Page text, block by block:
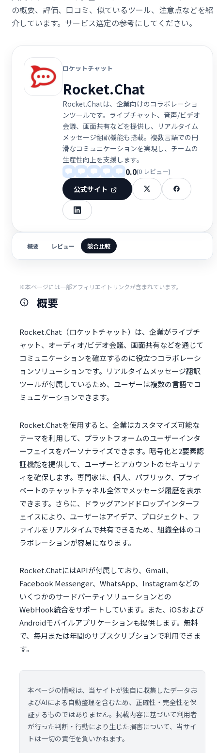
の概要、評価、口コミ、似ているツール、注意点などを紹
介しています。サービス選定の参考にしてください。
ロケットチャット
Rocket.Chat
Rocket.Chatは、企業向けのコラボレーショ
ンツールです。ライブチャット、音声/ビデオ
会議、画面共有などを提供し、リアルタイム
メッセージ翻訳機能も搭載。複数言語での円
滑なコミュニケーションを実現し、チームの
生産性向上を支援します。
0.0(0 レビュー)
公式サイト
概要 レビュー 競合比較
※本ページには一部アフィリエイトリンクが含まれています。
概要
Rocket.Chat（ロケットチャット）は、企業がライブチ
ャット、オーディオ/ビデオ会議、画面共有などを通じて
コミュニケーションを確立するのに役立つコラボレーシ
ョンソリューションです。リアルタイムメッセージ翻訳
ツールが付属しているため、ユーザーは複数の言語でコ
ミュニケーションできます。
Rocket.Chatを使用すると、企業はカスタマイズ可能な
テーマを利用して、プラットフォームのユーザーインタ
ーフェイスをパーソナライズできます。暗号化と2要素認
証機能を提供して、ユーザーとアカウントのセキュリテ
ィを確保します。専門家は、個人、パブリック、プライ
ベートのチャットチャネル全体でメッセージ履歴を表示
できます。さらに、ドラッグアンドドロップインターフ
ェイスにより、ユーザーはアイデア、プロジェクト、フ
ァイルをリアルタイムで共有できるため、組織全体のコ
ラボレーションが容易になります。
Rocket.ChatにはAPIが付属しており、Gmail、
Facebook Messenger、WhatsApp、Instagramなどの
いくつかのサードパーティソリューションとの
WebHook統合をサポートしています。また、iOSおよび
Androidモバイルアプリケーションも提供します。無料
で、毎月または年間のサブスクリプションで利用できま
す。
本ページの情報は、当サイトが独自に収集したデータお
よびAIによる自動整理を含むため、正確性・完全性を保
証するものではありません。掲載内容に基づいて利用者
が行った判断・行動により生じた損害について、当サイ
トは一切の責任を負いかねます。